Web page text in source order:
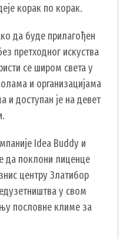
УПРАВУ
корак по корак.
да буде прилагођен
претходног искуства
се широм света у
и организацијама
и доступан је на девет
Idea Buddy и
да поклони лиценце
центру Златибор
у свом
пословне климе за